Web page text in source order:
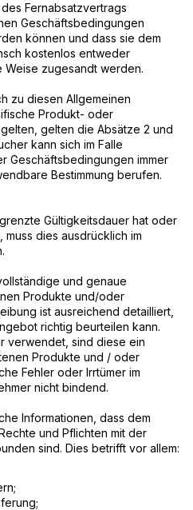
Fernabsatzvertrags
Geschäftsbedingungen
können und dass sie dem
kostenlos entweder
zugesandt werden.
zu diesen Allgemeinen
Produkt- oder
gelten die Absätze 2 und
kann sich im Falle
Geschäftsbedingungen immer
Bestimmung berufen.
Gültigkeitsdauer hat oder
dies ausdrücklich im
und genaue
Produkte und/oder
ist ausreichend detailliert,
richtig beurteilen kann.
verwendet, sind diese ein
Produkte und / oder
Fehler oder Irrtümer im
nicht bindend.
Informationen, dass dem
und Pflichten mit der
sind. Dies betrifft vor allem: